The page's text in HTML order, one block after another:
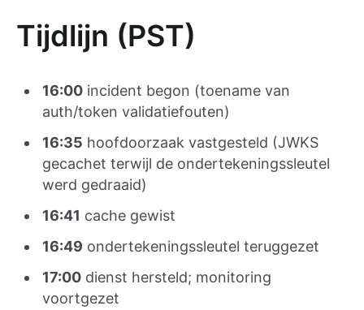
Tijdlijn (PST)
16:00 incident begon (toename van
auth/token validatiefouten)
16:35 hoofdoorzaak vastgesteld (JWKS
gecachet terwijl de ondertekeningssleutel
werd gedraaid)
16:41 cache gewist
16:49 ondertekeningssleutel teruggezet
17:00 dienst hersteld; monitoring
voortgezet